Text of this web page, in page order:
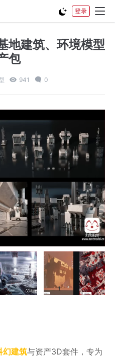
登录
地建筑、环境模型
包
941 0
幻建筑与资产3D套件，专为